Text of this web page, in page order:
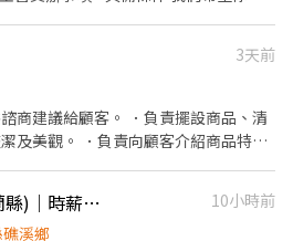
地點：頭城鎮/羅東
頭城鎮開蘭路80號1
1樓 宜蘭
宜蘭縣礁溪鄉信義路34巷6號1樓 宜
號1樓 宜
宜蘭縣宜蘭市泰山路419號1樓 宜蘭
宜蘭市民族路360號1樓 宜蘭縣五
3天前
商建議給顧客。 ．負責擺設商品、清
及美觀。 ．負責向顧客介紹商品特
點貨品存量及撰寫當日業務報表。
🚀📦 蝦皮門市兼職(宜蘭縣)｜時薪最高$264/無經驗可/高錄取
10小時前
溪鄉